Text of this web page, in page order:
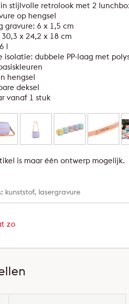
stijlvolle retrolook met 2
op hengsel
gravure: 6 x 1,5 cm
x 24,2 x 18 cm
l
isolatie: dubbele PP-laag met
hengsel
deksel
vanaf 1 stuk
is maar één ontwerp mogelijk.
kunststof, lasergravure
zo